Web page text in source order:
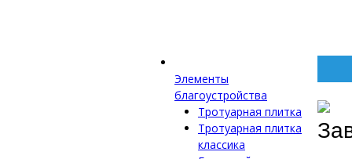
Элементы
благоустройства
Тротуарная плитка
Тротуарная плитка
классика